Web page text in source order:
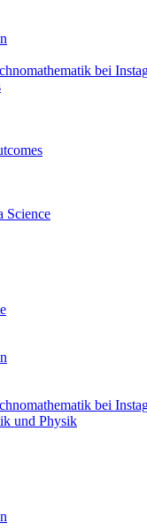
bei
Science
bei
und Physik